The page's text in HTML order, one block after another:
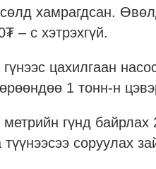
хамрагдсан.
– с хэтрэхгүй.
цахилгаан
1 тонн-н
гүнд
соруулах